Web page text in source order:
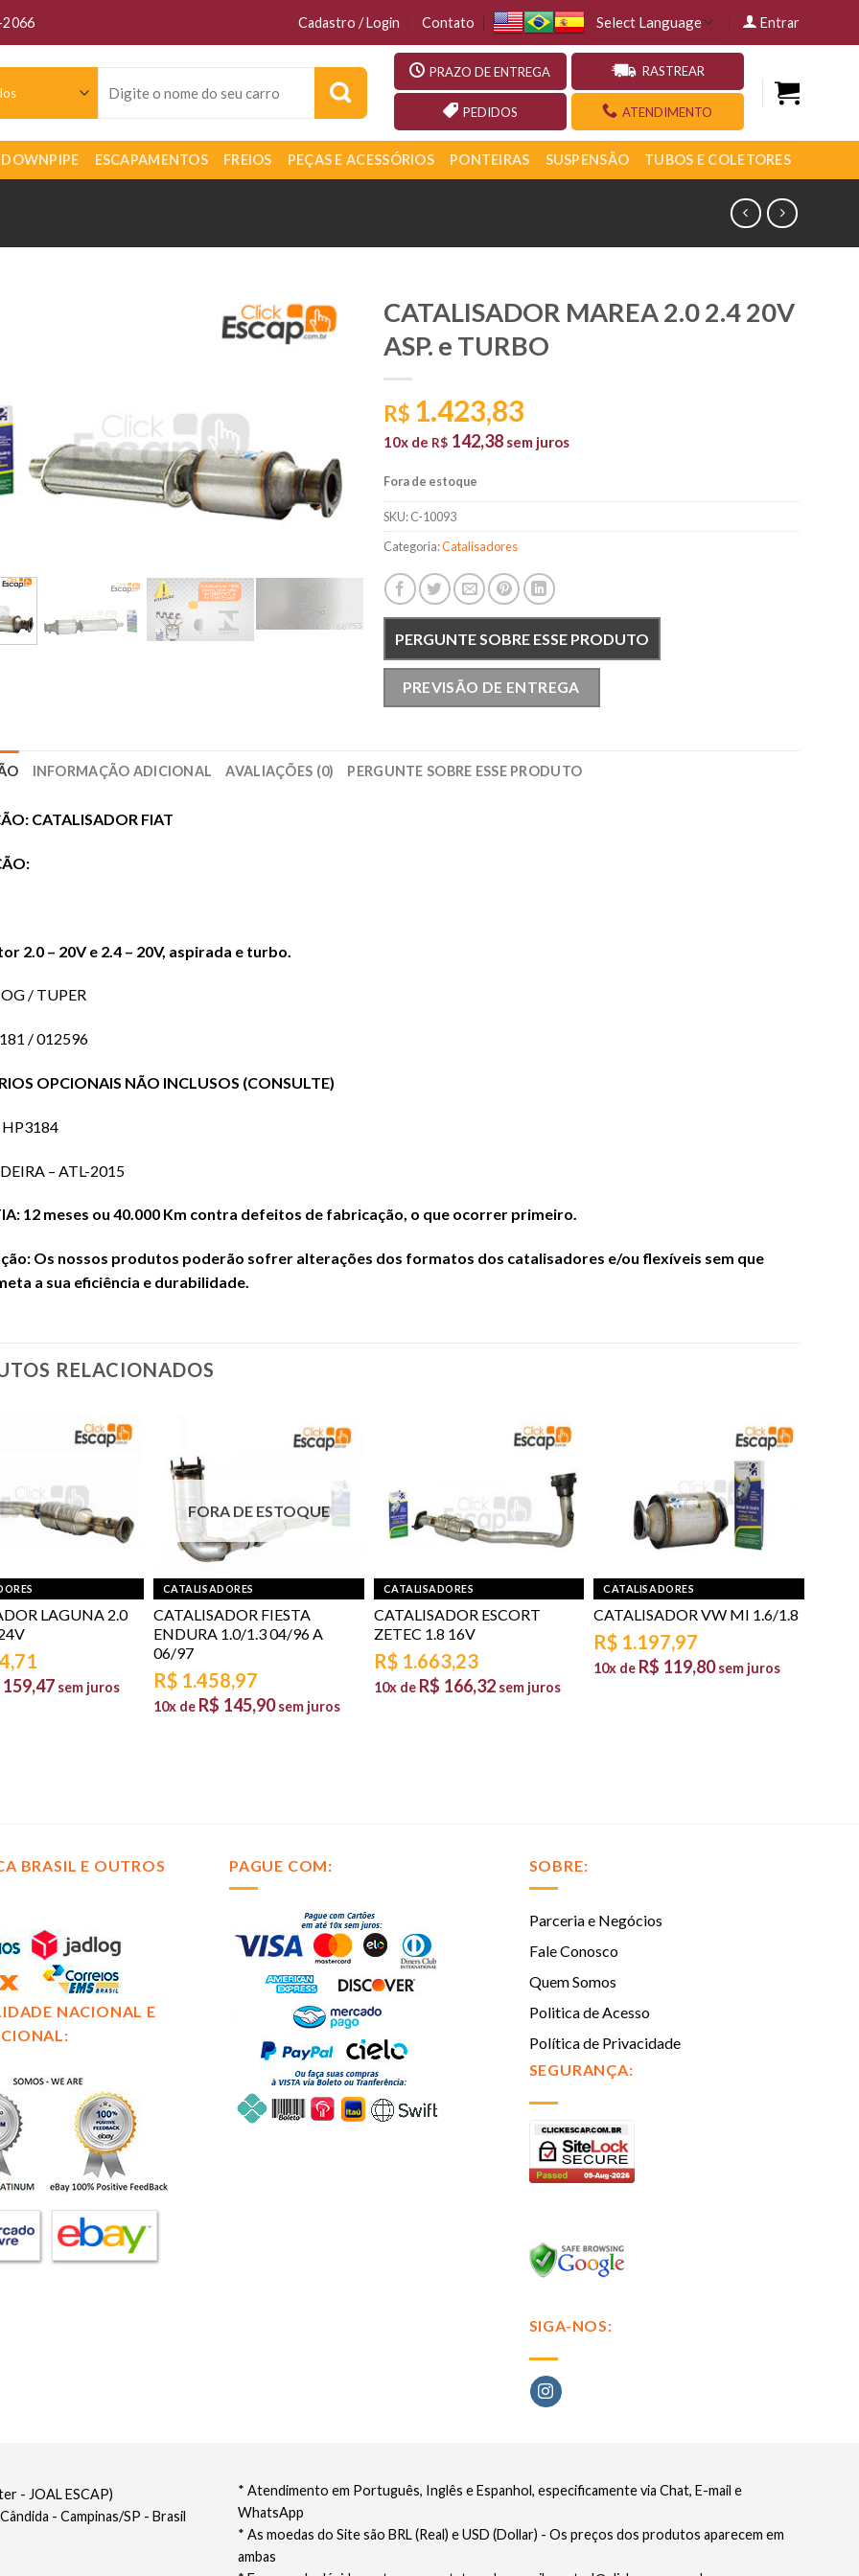
2066 Cadastro / Login Contato Entrar
por:
PRAZO DE ENTREGA
PEDIDOS
RASTREAR
ATENDIMENTO
DOWNPIPE ESCAPAMENTOS FREIOS PEÇAS E ACESSÓRIOS PONTEIRAS SUSPENSÃO TUBOS E COLETORES
CATALISADOR MAREA 2.0 2.4 20V
ASP. e TURBO
R$ 1.423,83
10x de R$ 142,38 sem juros
Fora de estoque
SKU:C-10093
Categoria:Catalisadores
PERGUNTE SOBRE ESSE PRODUTO
PREVISÃO DE ENTREGA
INFORMAÇÃO ADICIONAL AVALIAÇÕES (0) PERGUNTE SOBRE ESSE PRODUTO
CATALISADOR FIAT
2.0 – 20V e 2.4 – 20V, aspirada e turbo.
/ TUPER
/ 012596
OPCIONAIS NÃO INCLUSOS (CONSULTE)
– ATL-2015
12 meses ou 40.000 Km contra defeitos de fabricação, o que ocorrer primeiro.
Os nossos produtos poderão sofrer alterações dos formatos dos catalisadores e/ou flexíveis sem que
a sua eficiência e durabilidade.
RELACIONADOS
LAGUNA 2.0
159,47 sem juros
FORA DE ESTOQUE
CATALISADORES
CATALISADOR FIESTA
ENDURA 1.0/1.3 04/96 A
06/97
R$ 1.458,97
10x de R$ 145,90 sem juros
CATALISADORES
CATALISADOR ESCORT
ZETEC 1.8 16V
R$ 1.663,23
10x de R$ 166,32 sem juros
CATALISADORES
CATALISADOR VW MI 1.6/1.8
R$ 1.197,97
10x de R$ 119,80 sem juros
BRASIL E OUTROS
NACIONAL E
PAGUE COM: SOBRE:
Parceria e Negócios
Fale Conosco
Quem Somos
Politica de Acesso
Política de Privacidade
SEGURANÇA:
SIGA-NOS:
* Atendimento em Português, Inglês e Espanhol, especificamente via Chat, E-mail e
WhatsApp
* As moedas do Site são BRL (Real) e USD (Dollar) - Os preços dos produtos aparecem em
ambas
- JOAL ESCAP)
- Campinas/SP - Brasil